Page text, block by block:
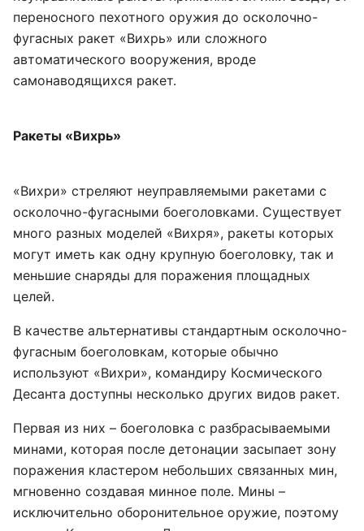
переносного пехотного оружия до осколочно-
фугасных ракет «Вихрь» или сложного
автоматического вооружения, вроде
самонаводящихся ракет.
Ракеты «Вихрь»
«Вихри» стреляют неуправляемыми ракетами с
осколочно-фугасными боеголовками. Существует
много разных моделей «Вихря», ракеты которых
могут иметь как одну крупную боеголовку, так и
меньшие снаряды для поражения площадных
целей.
В качестве альтернативы стандартным осколочно-
фугасным боеголовкам, которые обычно
используют «Вихри», командиру Космического
Десанта доступны несколько других видов ракет.
Первая из них – боеголовка с разбрасываемыми
минами, которая после детонации засыпает зону
поражения кластером небольших связанных мин,
мгновенно создавая минное поле. Мины –
исключительно оборонительное оружие, поэтому